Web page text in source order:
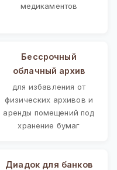
медикаментов
Бессрочный
облачный архив
для избавления от
физических архивов и
аренды помещений под
хранение бумаг
Диадок для банков